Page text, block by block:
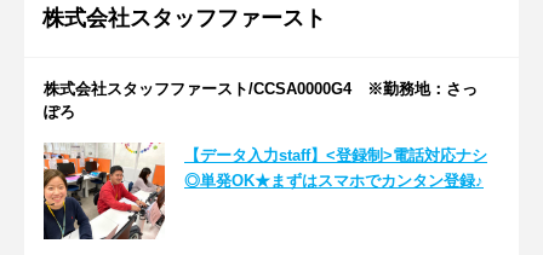
株式会社スタッフファースト
株式会社スタッフファースト/CCSA0000G4 ※勤務地：さっ
ぽろ
【データ入力staff】<登録制>電話対応ナシ
◎単発OK★まずはスマホでカンタン登録♪